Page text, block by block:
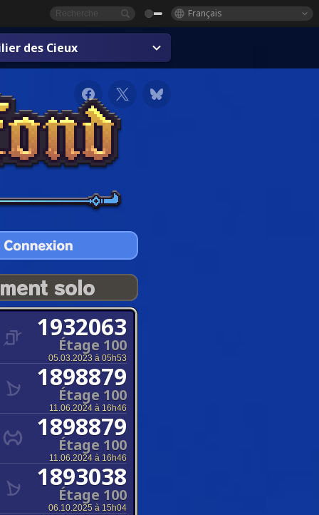
Français
des Cieux
1932063
Étage 100
05.03.2023 à 05h53
1898879
Étage 100
11.06.2024 à 16h46
1898879
Étage 100
11.06.2024 à 16h46
1893038
Étage 100
06.10.2025 à 15h04